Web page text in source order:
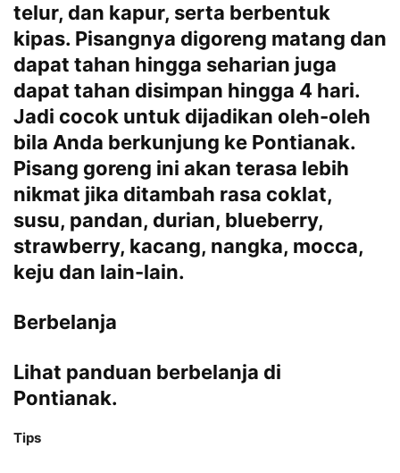
telur, dan kapur, serta berbentuk
kipas. Pisangnya digoreng matang dan
dapat tahan hingga seharian juga
dapat tahan disimpan hingga 4 hari.
Jadi cocok untuk dijadikan oleh-oleh
bila Anda berkunjung ke Pontianak.
Pisang goreng ini akan terasa lebih
nikmat jika ditambah rasa coklat,
susu, pandan, durian, blueberry,
strawberry, kacang, nangka, mocca,
keju dan lain-lain.
Berbelanja
Lihat panduan berbelanja di
Pontianak.
Tips